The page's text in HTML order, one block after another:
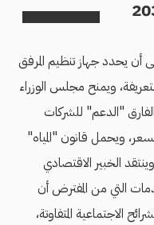
أن يحدد جهاز تنظيم المرفق
ويمنح مجلس الوزراء
"الدعم" للشركات
ويحمل قانون "المياه"
الثاني. وينتقد الخبير الاقتصادي
التي من المفترض أن
الاجتماعية المتفاوتة،